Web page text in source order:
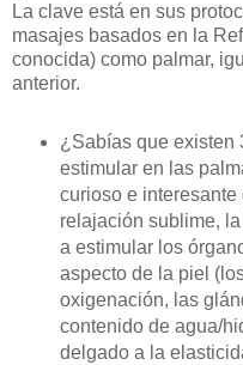
La clave está en sus
masajes basados en la
conocida) como palmar,
anterior.
¿Sabías que existen
estimular en las
curioso e
relajación sublime,
a estimular los
aspecto de la piel
oxigenación, las
contenido de agua/
delgado a la